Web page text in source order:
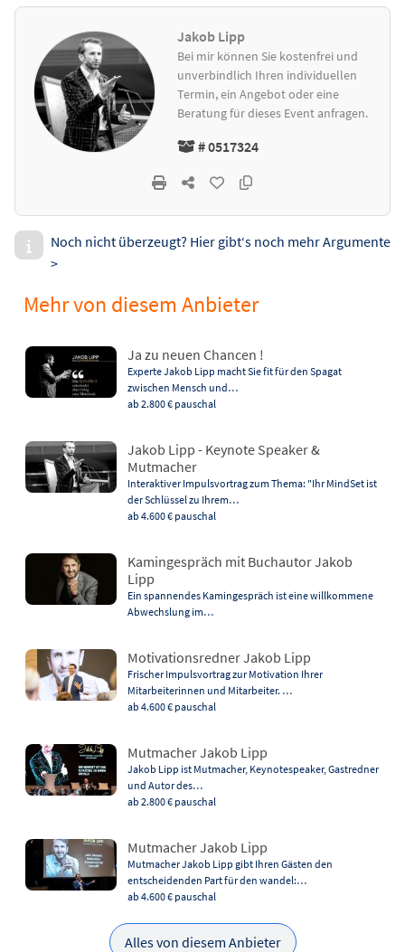
Jakob Lipp
Bei mir können Sie kostenfrei und
unverbindlich Ihren individuellen
Termin, ein Angebot oder eine
Beratung für dieses Event anfragen.
# 0517324
Noch nicht überzeugt? Hier gibt‘s noch mehr Argumente
>
Mehr von diesem Anbieter
Ja zu neuen Chancen !
Experte Jakob Lipp macht Sie fit für den Spagat
zwischen Mensch und…
ab 2.800 € pauschal
Jakob Lipp - Keynote Speaker &
Mutmacher
Interaktiver Impulsvortrag zum Thema: "Ihr MindSet ist
der Schlüssel zu Ihrem…
ab 4.600 € pauschal
Kamingespräch mit Buchautor Jakob
Lipp
Ein spannendes Kamingespräch ist eine willkommene
Abwechslung im…
Motivationsredner Jakob Lipp
Frischer Impulsvortrag zur Motivation Ihrer
Mitarbeiterinnen und Mitarbeiter. …
ab 4.600 € pauschal
Mutmacher Jakob Lipp
Jakob Lipp ist Mutmacher, Keynotespeaker, Gastredner
und Autor des…
ab 2.800 € pauschal
Mutmacher Jakob Lipp
Mutmacher Jakob Lipp gibt Ihren Gästen den
entscheidenden Part für den wandel:…
ab 4.600 € pauschal
Alles von diesem Anbieter